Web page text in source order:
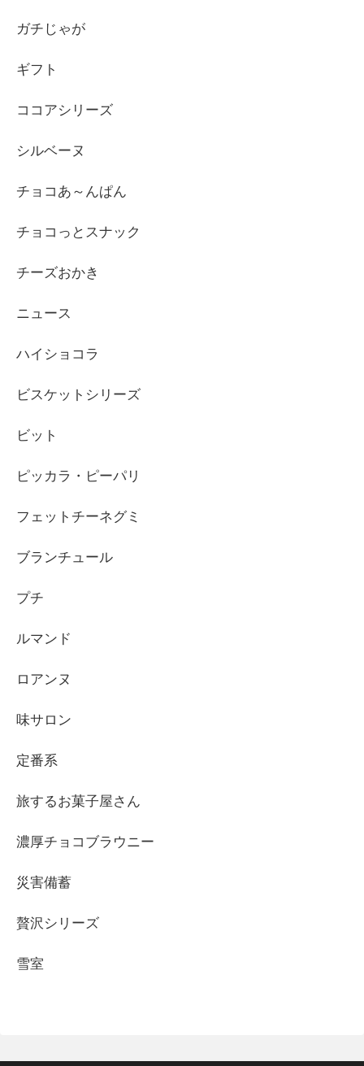
ガチじゃが
ギフト
ココアシリーズ
シルベーヌ
チョコあ～んぱん
チョコっとスナック
チーズおかき
ニュース
ハイショコラ
ビスケットシリーズ
ビット
ピッカラ・ピーパリ
フェットチーネグミ
ブランチュール
プチ
ルマンド
ロアンヌ
味サロン
定番系
旅するお菓子屋さん
濃厚チョコブラウニー
災害備蓄
贅沢シリーズ
雪室